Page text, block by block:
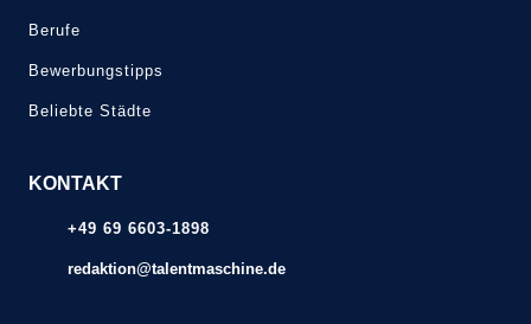
Berufe
Bewerbungstipps
Beliebte Städte
KONTAKT
+49 69 6603-1898
redaktion@talentmaschine.de